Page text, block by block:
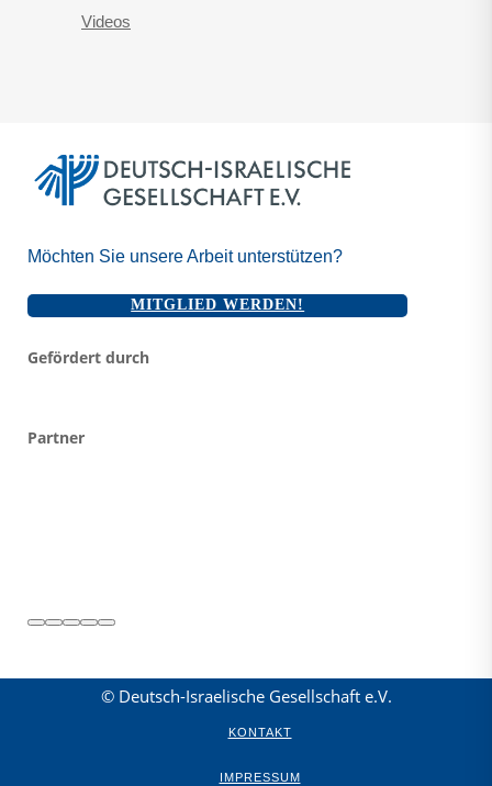
Videos
Möchten Sie unsere Arbeit unterstützen?
MITGLIED WERDEN!
Gefördert durch
Partner
© Deutsch-Israelische Gesellschaft e.V.
KONTAKT
IMPRESSUM